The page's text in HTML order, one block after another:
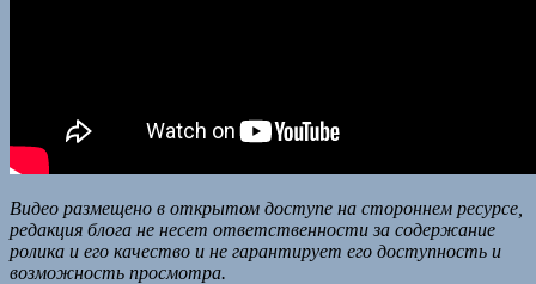
Видео размещено в открытом доступе на стороннем ресурсе,
редакция блога не несет ответственности за содержание
ролика и его качество и не гарантирует его доступность и
возможность просмотра.